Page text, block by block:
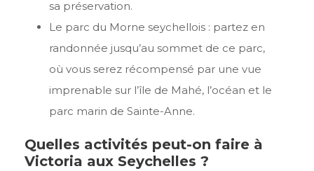
sa préservation.
Le parc du Morne seychellois : partez en
randonnée jusqu’au sommet de ce parc,
où vous serez récompensé par une vue
imprenable sur l’île de Mahé, l’océan et le
parc marin de Sainte-Anne.
Quelles activités peut-on faire à
Victoria aux Seychelles ?